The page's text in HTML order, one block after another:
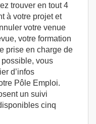
trouver en tout 4
à votre projet et
votre venue
votre formation
prise en charge de
possible, vous
d’infos
Pôle Emploi.
un suivi
cinq